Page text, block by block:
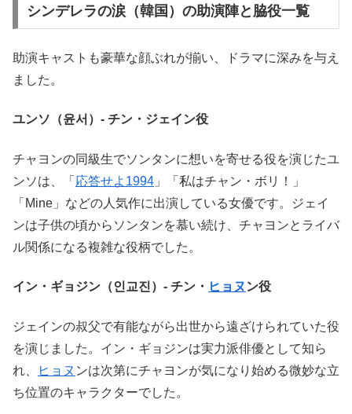
シンデレラの涙（韓国）の助演陣と脇役一覧
助演キャストも豪華な顔ぶれが揃い、ドラマに深みを与え
ました。
ユンソ（윤서）- チン・ジェイン役
チャヨンの同級生でソンタンに想いを寄せる役を演じたユ
ンソは、「 応答せよ1994 」「私はチャン・ボリ！」
「Mine」などの人気作に出演している女優です。ジェイ
ンは子供の頃からソンタンを慕い続け、チャヨンとライバ
ル関係になる複雑な役柄でした。
イン・ギョジン（인교진）- チン・ ヒョヌ ン役
ジェインの叔父で有能ながら出世から遠ざけられていた役
を演じました。イン・ギョジンは実力派俳優として知ら
れ、
ヒョヌ ンは次第にチャヨンが気になり始める微妙な立
ち位置のキャラクターでした。